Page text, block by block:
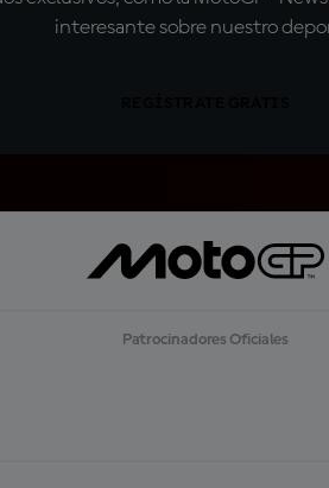
interesante sobre nuestro
Patrocinadores Oficiales